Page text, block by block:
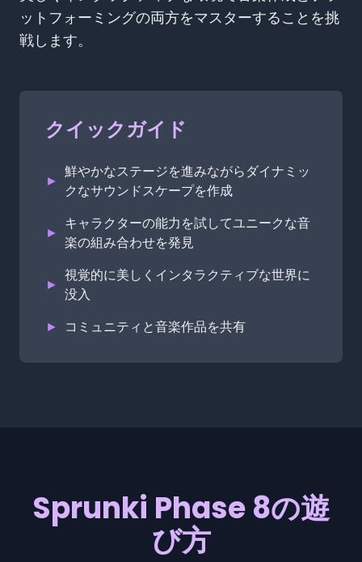
ットフォーミングの両方をマスターすることを挑
戦します。
クイックガイド
►
鮮やかなステージを進みながらダイナミッ
クなサウンドスケープを作成
►
キャラクターの能力を試してユニークな音
楽の組み合わせを発見
►
視覚的に美しくインタラクティブな世界に
没入
►
コミュニティと音楽作品を共有
Sprunki Phase 8の遊
び方